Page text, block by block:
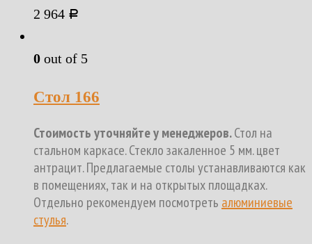
2 964 Р
0 out of 5
Стол 166
Стоимость уточняйте у менеджеров.Стол на
стальном каркасе. Стекло закаленное 5 мм. цвет
антрацит. Предлагаемые столы устанавливаются как
в помещениях, так и на открытых площадках.
Отдельно рекомендуем посмотреть алюминиевые
стулья.